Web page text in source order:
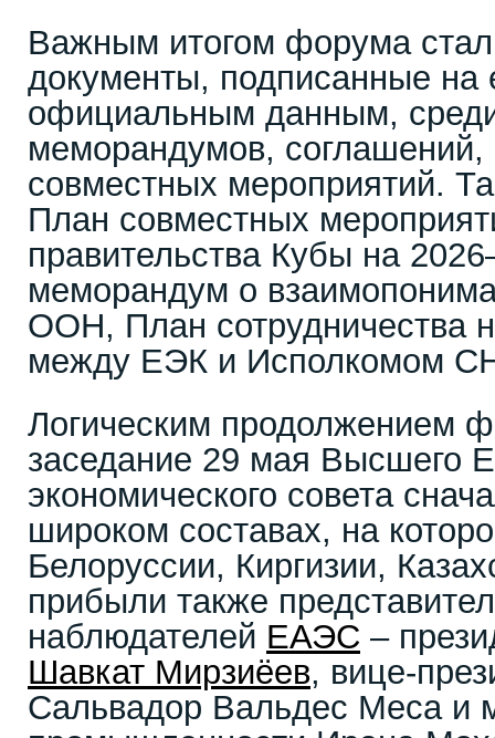
Важным итогом форума
документы, подписанные на
официальным данным,
меморандумов, соглашений,
совместных мероприятий.
План совместных
правительства Кубы на
меморандум о
ООН, План сотрудничества
между ЕЭК и Исполкомом
Логическим продолжением
заседание 29 мая Высшего
экономического совета
широком составах, на
Белоруссии, Киргизии,
прибыли также
наблюдателей ЕАЭС –
Шавкат Мирзиёев, вице-
Сальвадор Вальдес Меса и